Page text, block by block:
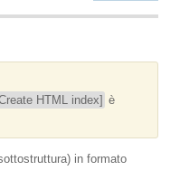
HTML index] è
in formato